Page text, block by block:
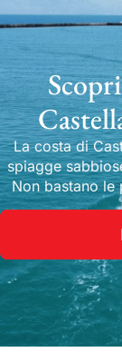
La costa di
spiagge
Non bastano le